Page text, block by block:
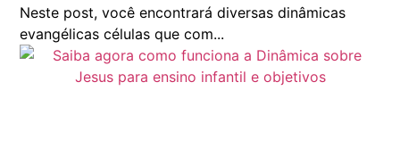
Neste post, você encontrará diversas dinâmicas
evangélicas células que com...